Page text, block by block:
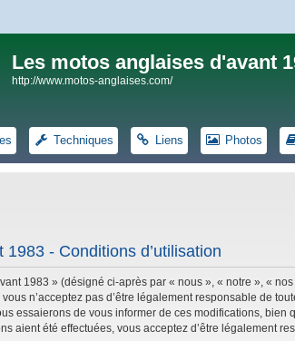
Les motos anglaises d'avant
http://www.motos-anglaises.com/
Techniques Liens Photos
- Conditions d’utilisation
1983 » (désigné ci-après par « nous », « notre », «
n’acceptez pas d’être légalement responsable de
essaierons de vous informer de ces modifications,
aient été effectuées, vous acceptez d’être légalement